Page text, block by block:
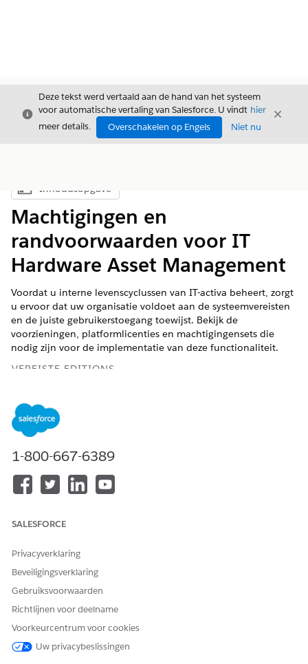
Sluiten
Deze tekst werd vertaald aan de hand van het systeem
voor automatische vertaling van Salesforce. U vindt hier
meer details.
Overschakelen op Engels Niet nu
Sluiten
Inhoudsopgave weergeven
Inhoudsopgave
Machtigingen en
randvoorwaarden voor IT
Hardware Asset Management
Voordat u interne levenscyclussen van IT-activa beheert, zorgt
u ervoor dat uw organisatie voldoet aan de systeemvereisten
en de juiste gebruikerstoegang toewijst. Bekijk de
voorzieningen, platformlicenties en machtigingensets die
nodig zijn voor de implementatie van deze functionaliteit.
VEREISTE EDITIONS
Beschikbaar in: Lightning Experience
Beschikbaar in:
Edition met Agentforce IT Service.
Voltooi deze vereisten voordat u interne levenscyclussen
van IT-activa beheert.
IT Hardware Asset Management-machtigingen voor IT-
Salesforce-beheerders wijzen machtigingensets of groepen
machtigingensets toe aan gebruikers op basis van hun
rollen in het IT-service- en activumbeheerteam. Gebruik
deze machtigingen om interne levenscyclussen van IT-
activa te beheren en financiële gegevens bij te houden.
1-800-667-6389
SALESFORCE
Privacyverklaring
Beveiligingsverklaring
Gebruiksvoorwaarden
Richtlijnen voor deelname
Voorkeurcentrum voor cookies
Uw privacybeslissingen